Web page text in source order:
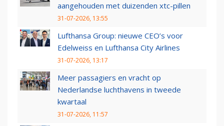
aangehouden met duizenden xtc-pillen
31-07-2026, 13:55
Lufthansa Group: nieuwe CEO’s voor
Edelweiss en Lufthansa City Airlines
31-07-2026, 13:17
Meer passagiers en vracht op
Nederlandse luchthavens in tweede
kwartaal
31-07-2026, 11:57